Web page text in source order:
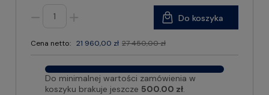
Cena netto: 21 960,00 zł 27 450,00 zł
Do koszyka
Do minimalnej wartości zamówienia w
koszyku brakuje jeszcze 500.00 zł.